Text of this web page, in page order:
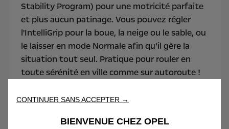
Stability Program) pour une motricité parfaite
et plus aucun patinage. Vous pouvez régler
l'IntelliGrip pour la boue, la neige ou le sable, ou
le laisser en mode Normale afin qu’il gère la
situation tout seul. Pratique pour rouler en
toute sérénité en ville comme sur autoroute !
CONTINUER SANS ACCEPTER →
BIENVENUE CHEZ OPEL